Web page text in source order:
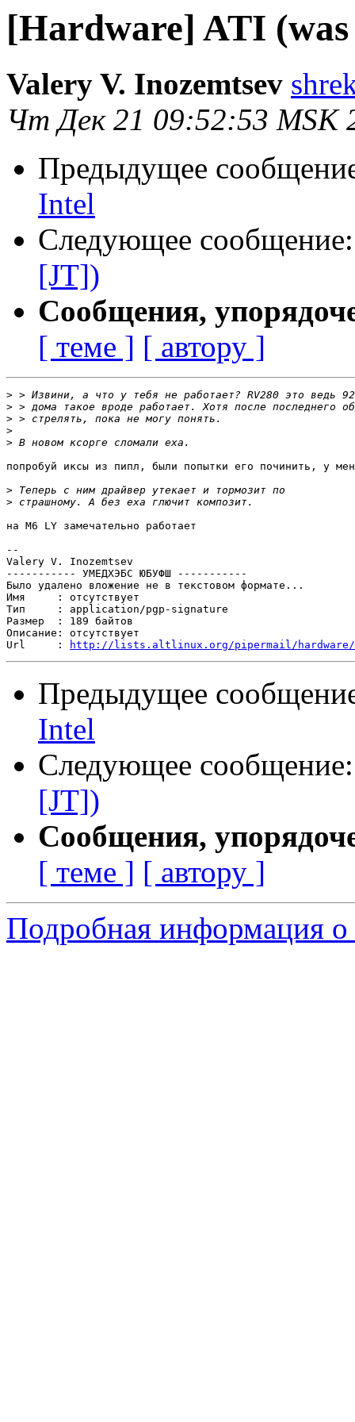
[Hardware] ATI
Valery V. Inozemtsev
Чт Дек 21 09:52:53 MSK
Предыдущее
Intel
Следующее
[JT])
Сообщения,
[ теме ] [ автору ]
>
>
>
>
>
попробуй иксы из пипл, были попытки его починить, у
>
>
на М6 LY замечательно работает
--
Valery V. Inozemtsev
----------- УМЕДХЭБС ЮБУФШ -----------
Было удалено вложение не в текстовом формате...
Имя     : отсутствует
Тип     : application/pgp-signature
Размер  : 189 байтов
Описание: отсутствует
Url     :
http://lists.altlinux.org/pipermail/hardware/
Предыдущее
Intel
Следующее
[JT])
Сообщения,
[ теме ] [ автору ]
Подробная информация о